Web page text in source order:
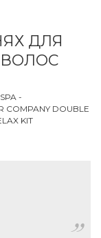
ДЛЯ
-
DOUBLE
KIT